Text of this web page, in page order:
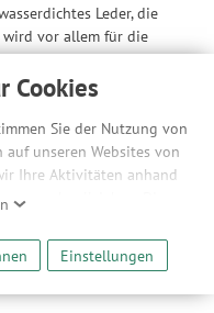
Cookies
Sie der Nutzung von
unseren Websites von
Ihre Aktivitäten anhand
nachvollziehen. Dies
sowie Funktionalitäten
zu verbessern. Dabei
und Werbepartner
Einstellungen
Leder, die
vor allem für die
Ziegenleder-Aufsätze
für Elastizität und
geringen Gewichts
die Feuchtigkeit